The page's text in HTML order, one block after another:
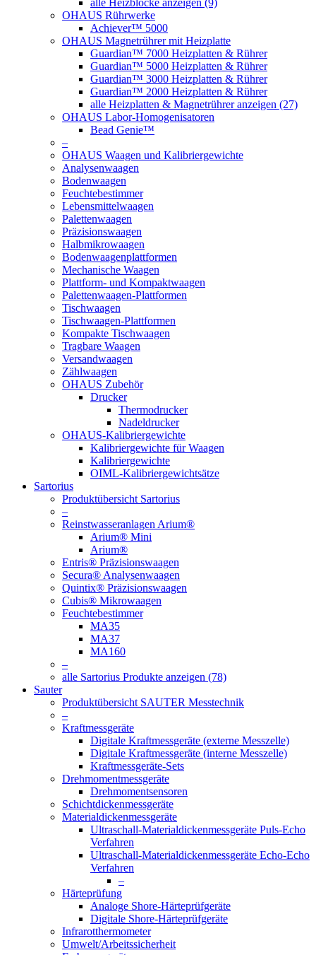
alle Heizblöcke anzeigen (9)
OHAUS Rührwerke
Achiever™ 5000
OHAUS Magnetrührer mit Heizplatte
Guardian™ 7000 Heizplatten & Rührer
Guardian™ 5000 Heizplatten & Rührer
Guardian™ 3000 Heizplatten & Rührer
Guardian™ 2000 Heizplatten & Rührer
alle Heizplatten & Magnetrührer anzeigen (27)
OHAUS Labor-Homogenisatoren
Bead Genie™
–
OHAUS Waagen und Kalibriergewichte
Analysenwaagen
Bodenwaagen
Feuchtebestimmer
Lebensmittelwaagen
Palettenwaagen
Präzisionswaagen
Halbmikrowaagen
Bodenwaagenplattformen
Mechanische Waagen
Plattform- und Kompaktwaagen
Palettenwaagen-Plattformen
Tischwaagen
Tischwaagen-Plattformen
Kompakte Tischwaagen
Tragbare Waagen
Versandwaagen
Zählwaagen
OHAUS Zubehör
Drucker
Thermodrucker
Nadeldrucker
OHAUS-Kalibriergewichte
Kalibriergewichte für Waagen
Kalibriergewichte
OIML-Kalibriergewichtsätze
Sartorius
Produktübersicht Sartorius
–
Reinstwasseranlagen Arium®
Arium® Mini
Arium®
Entris® Präzisionswaagen
Secura® Analysenwaagen
Quintix® Präzisionswaagen
Cubis® Mikrowaagen
Feuchtebestimmer
MA35
MA37
MA160
–
alle Sartorius Produkte anzeigen (78)
Sauter
Produktübersicht SAUTER Messtechnik
–
Kraftmessgeräte
Digitale Kraftmessgeräte (externe Messzelle)
Digitale Kraftmessgeräte (interne Messzelle)
Kraftmessgeräte-Sets
Drehmomentmessgeräte
Drehmomentsensoren
Schichtdickenmessgeräte
Materialdickenmessgeräte
Ultraschall-Materialdickenmessgeräte Puls-Echo
Verfahren
Ultraschall-Materialdickenmessgeräte Echo-Echo
Verfahren
–
Härteprüfung
Analoge Shore-Härteprüfgeräte
Digitale Shore-Härteprüfgeräte
Infrarotthermometer
Umwelt/Arbeitssicherheit